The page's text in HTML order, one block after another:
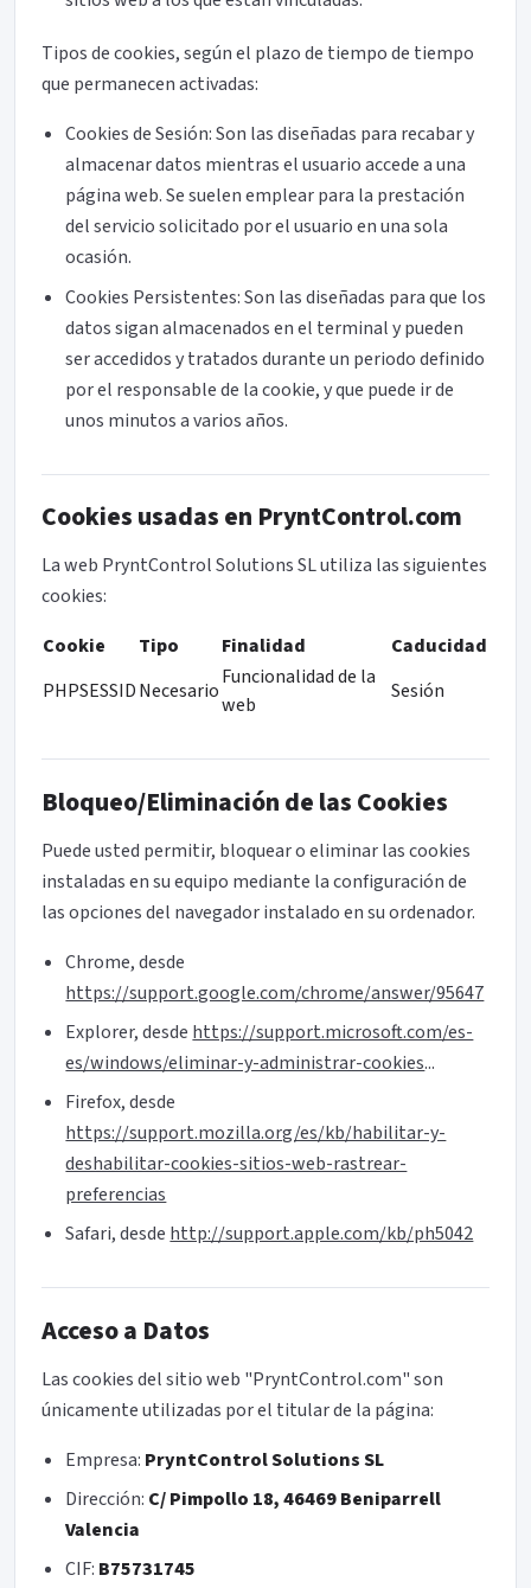
Tipos de cookies, según el plazo de tiempo de tiempo
que permanecen activadas:
Cookies de Sesión: Son las diseñadas para recabar y
almacenar datos mientras el usuario accede a una
página web. Se suelen emplear para la prestación
del servicio solicitado por el usuario en una sola
ocasión.
Cookies Persistentes: Son las diseñadas para que los
datos sigan almacenados en el terminal y pueden
ser accedidos y tratados durante un periodo definido
por el responsable de la cookie, y que puede ir de
unos minutos a varios años.
Cookies usadas en PryntControl.com
La web PryntControl Solutions SL utiliza las siguientes
cookies:
Cookie
Tipo Finalidad
Caducidad
PHPSESSIDNecesario
Funcionalidad de la
web
Sesión
Bloqueo/Eliminación de las Cookies
Puede usted permitir, bloquear o eliminar las cookies
instaladas en su equipo mediante la configuración de
las opciones del navegador instalado en su ordenador.
Chrome, desde
https://support.google.com/chrome/answer/95647
Explorer, desde https://support.microsoft.com/es-
es/windows/eliminar-y-administrar-cookies...
Firefox, desde
https://support.mozilla.org/es/kb/habilitar-y-
deshabilitar-cookies-sitios-web-rastrear-
preferencias
Safari, desde http://support.apple.com/kb/ph5042
Acceso a Datos
Las cookies del sitio web "PryntControl.com" son
únicamente utilizadas por el titular de la página:
Empresa: PryntControl Solutions SL
Dirección: C/ Pimpollo 18, 46469 Beniparrell
Valencia
CIF: B75731745